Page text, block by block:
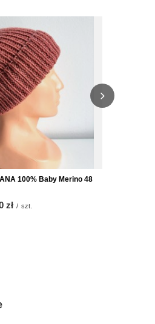
100% Baby Merino 48
zł / szt.